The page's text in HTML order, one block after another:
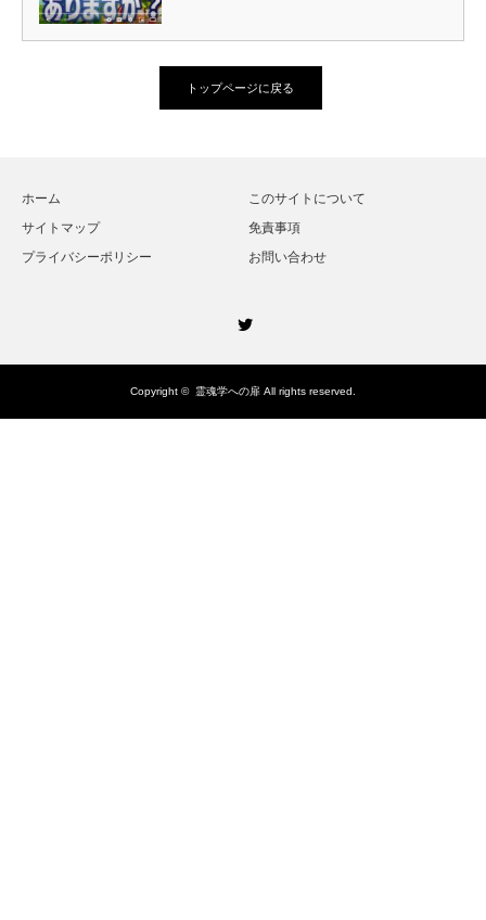
トップページに戻る
ホーム
このサイトについて
サイトマップ
免責事項
プライバシーポリシー
お問い合わせ
Copyright © 霊魂学への扉 All rights reserved.